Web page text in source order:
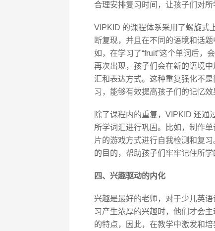
合理安排复习时间，让孩子们对所
VIPKID 的课程体系采用了螺旋式
断复现，并且在不同的语境和话
如，在学习了“fruit”这个单词后，
再次出现，孩子们会在新的语境中
汇和表达方式。这种重复强化不
习，能够有效提高孩子们的记忆效
除了课程内的重复，VIPKID 还通
所学词汇进行巩固。比如，制作
片的游戏方式进行自我检测和复
的目的，帮助孩子们牢牢记住所学
四、兴趣驱动的内化
兴趣是最好的老师，对于少儿英
习产生浓厚的兴趣时，他们才会
的特点，因此，在教学中激发和培